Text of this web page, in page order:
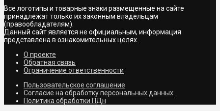
Все логотипы и товарные знаки размещенные на сайте
принадлежат только их законным владельцам
(правообладателям).
Данный сайт является не официальным, информация
представлена в ознакомительных целях.
О проекте
Обратная связь
Ограничение ответственности
Пользовательское соглашение
Согласие на обработку персональных данных
Политика обработки ПДн